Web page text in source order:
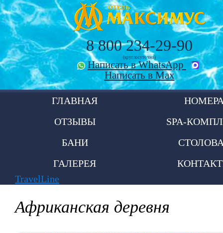
8 800 234-29-90
(круглосуточно)
Написать в WhatsApp
Написать в Max
ГЛАВНАЯ
ОТЗЫВЫ
SPA-
БАНИ
ГАЛЕРЕЯ
TravelLine
Африканская деревня